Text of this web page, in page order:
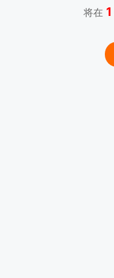
将在 1